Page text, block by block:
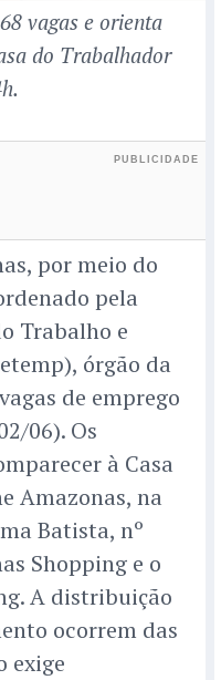
vagas e orienta
do Trabalhador
por meio do
pela
Trabalho e
órgão da
de emprego
06). Os
à Casa
Amazonas, na
Batista, nº
Shopping e o
A distribuição
ocorrem das
exige